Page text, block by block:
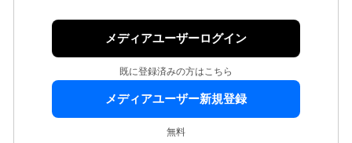
メディアユーザーログイン
既に登録済みの方はこちら
メディアユーザー新規登録
無料